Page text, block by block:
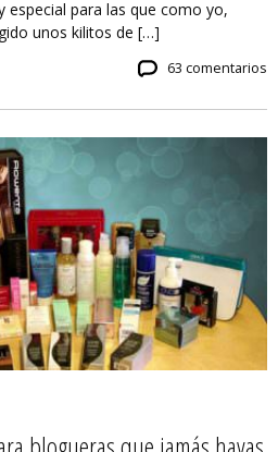
para las que como yo,
unos kilitos de […]
63 comentarios